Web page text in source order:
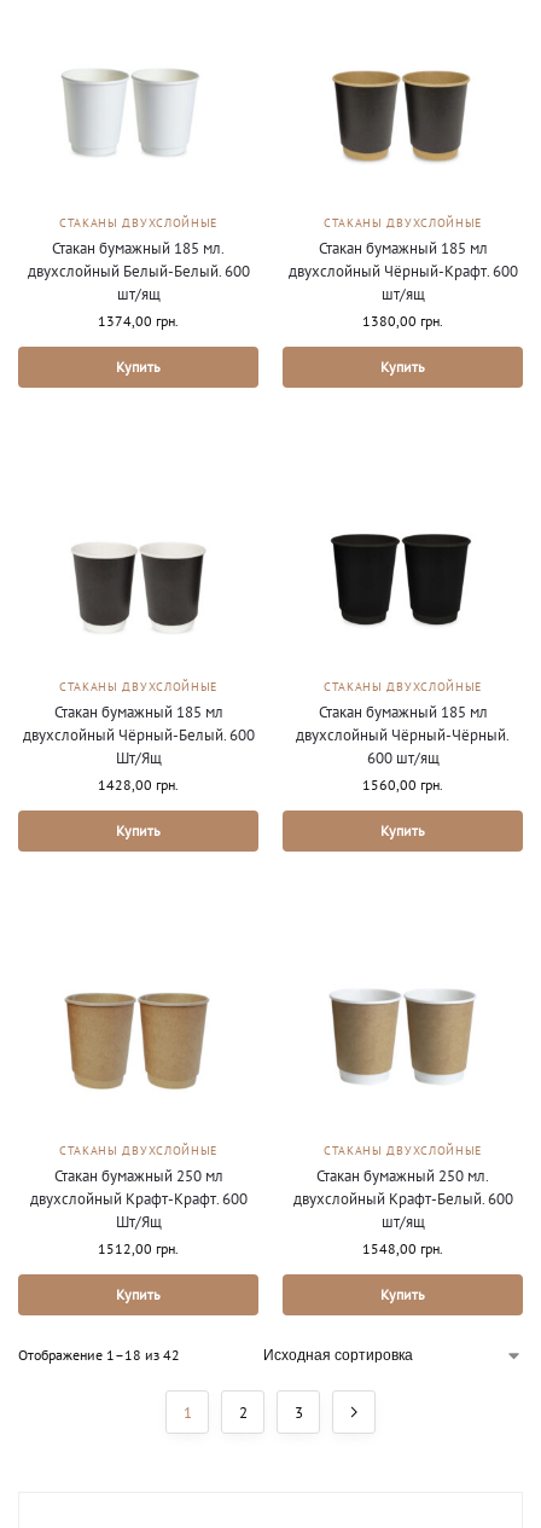
СТАКАНЫ ДВУХСЛОЙНЫЕ
Стакан бумажный 185 мл.
двухслойный Белый-Белый. 600
шт/ящ
1374,00 грн.
Купить
СТАКАНЫ ДВУХСЛОЙНЫЕ
Стакан бумажный 185 мл
двухслойный Чёрный-Крафт. 600
шт/ящ
1380,00 грн.
Купить
СТАКАНЫ ДВУХСЛОЙНЫЕ
Стакан бумажный 185 мл
двухслойный Чёрный-Белый. 600
Шт/Ящ
1428,00 грн.
Купить
СТАКАНЫ ДВУХСЛОЙНЫЕ
Стакан бумажный 185 мл
двухслойный Чёрный-Чёрный.
600 шт/ящ
1560,00 грн.
Купить
СТАКАНЫ ДВУХСЛОЙНЫЕ
Стакан бумажный 250 мл
двухслойный Крафт-Крафт. 600
Шт/Ящ
1512,00 грн.
Купить
СТАКАНЫ ДВУХСЛОЙНЫЕ
Стакан бумажный 250 мл.
двухслойный Крафт-Белый. 600
шт/ящ
1548,00 грн.
Купить
Отображение 1–18 из 42
1 2 3